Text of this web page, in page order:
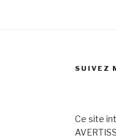
SUIVEZ
Ce site